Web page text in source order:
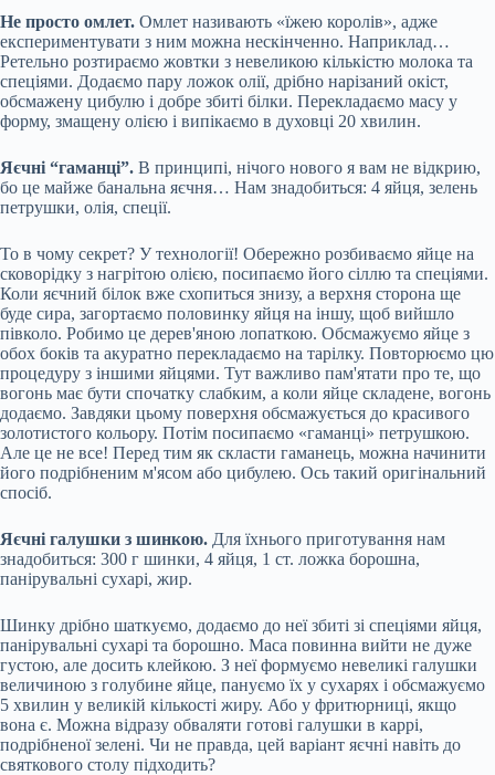
Не просто омлет. Омлет називають «їжею королів», адже
експериментувати з ним можна нескінченно. Наприклад…
Ретельно розтираємо жовтки з невеликою кількістю молока та
спеціями. Додаємо пару ложок олії, дрібно нарізаний окіст,
обсмажену цибулю і добре збиті білки. Перекладаємо масу у
форму, змащену олією і випікаємо в духовці 20 хвилин.
Яєчні “гаманці”. В принципі, нічого нового я вам не відкрию,
бо це майже банальна яєчня… Нам знадобиться: 4 яйця, зелень
петрушки, олія, спеції.
То в чому секрет? У технології! Обережно розбиваємо яйце на
сковорідку з нагрітою олією, посипаємо його сіллю та спеціями.
Коли яєчний білок вже схопиться знизу, а верхня сторона ще
буде сира, загортаємо половинку яйця на іншу, щоб вийшло
півколо. Робимо це дерев'яною лопаткою. Обсмажуємо яйце з
обох боків та акуратно перекладаємо на тарілку. Повторюємо цю
процедуру з іншими яйцями. Тут важливо пам'ятати про те, що
вогонь має бути спочатку слабким, а коли яйце складене, вогонь
додаємо. Завдяки цьому поверхня обсмажується до красивого
золотистого кольору. Потім посипаємо «гаманці» петрушкою.
Але це не все! Перед тим як скласти гаманець, можна начинити
його подрібненим м'ясом або цибулею. Ось такий оригінальний
спосіб.
Яєчні галушки з шинкою. Для їхнього приготування нам
знадобиться: 300 г шинки, 4 яйця, 1 ст. ложка борошна,
панірувальні сухарі, жир.
Шинку дрібно шаткуємо, додаємо до неї збиті зі спеціями яйця,
панірувальні сухарі та борошно. Маса повинна вийти не дуже
густою, але досить клейкою. З неї формуємо невеликі галушки
величиною з голубине яйце, пануємо їх у сухарях і обсмажуємо
5 хвилин у великій кількості жиру. Або у фритюрниці, якщо
вона є. Можна відразу обваляти готові галушки в каррі,
подрібненої зелені. Чи не правда, цей варіант яєчні навіть до
святкового столу підходить?